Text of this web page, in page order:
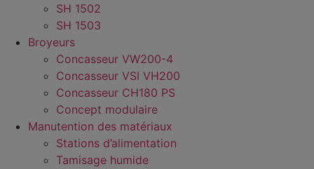
SH 1502
SH 1503
Broyeurs
Concasseur VW200-4
Concasseur VSI VH200
Concasseur CH180 PS
Concept modulaire
Manutention des matériaux
Stations d’alimentation
Tamisage humide